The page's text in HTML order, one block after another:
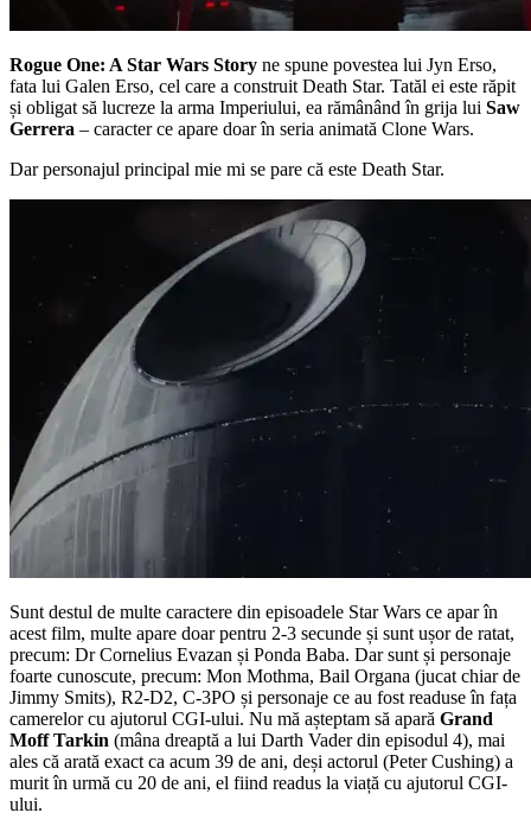
Rogue One: A Star Wars Story ne spune povestea lui Jyn Erso,
fata lui Galen Erso, cel care a construit Death Star. Tatăl ei este răpit
și obligat să lucreze la arma Imperiului, ea rămânând în grija lui Saw
Gerrera – caracter ce apare doar în seria animată Clone Wars.
Dar personajul principal mie mi se pare că este Death Star.
Sunt destul de multe caractere din episoadele Star Wars ce apar în
acest film, multe apare doar pentru 2-3 secunde și sunt ușor de ratat,
precum: Dr Cornelius Evazan și Ponda Baba. Dar sunt și personaje
foarte cunoscute, precum: Mon Mothma, Bail Organa (jucat chiar de
Jimmy Smits), R2-D2, C-3PO și personaje ce au fost readuse în fața
camerelor cu ajutorul CGI-ului. Nu mă așteptam să apară Grand
Moff Tarkin (mâna dreaptă a lui Darth Vader din episodul 4), mai
ales că arată exact ca acum 39 de ani, deși actorul (Peter Cushing) a
murit în urmă cu 20 de ani, el fiind readus la viață cu ajutorul CGI-
ului.